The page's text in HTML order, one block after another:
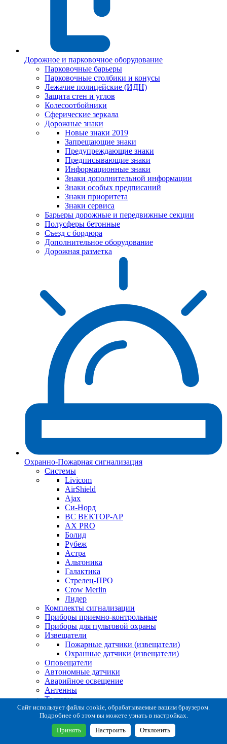
Дорожное и парковочное оборудование
Парковочные барьеры
Парковочные столбики и конусы
Лежачие полицейские (ИДН)
Защита стен и углов
Колесоотбойники
Сферические зеркала
Дорожные знаки
Новые знаки 2019
Запрещающие знаки
Предупреждающие знаки
Предписывающие знаки
Информационные знаки
Знаки дополнительной информации
Знаки особых предписаний
Знаки приоритета
Знаки сервиса
Барьеры дорожные и передвижные секции
Полусферы бетонные
Съезд с бордюра
Дополнительное оборудование
Дорожная разметка
Охранно-Пожарная сигнализация
Системы
Livicom
AirShield
Ajax
Си-Норд
ВС ВЕКТОР-АР
AX PRO
Болид
Рубеж
Астра
Альтоника
Галактика
Стрелец-ПРО
Crow Merlin
Лидер
Комплекты сигнализации
Приборы приемно-контрольные
Приборы для пультовой охраны
Извещатели
Пожарные датчики (извещатели)
Охранные датчики (извещатели)
Оповещатели
Автономные датчики
Аварийное освещение
Антенны
Тестеры
Система сбора извещений
Расходные и монтажные материалы
Коробки коммутационные
Кронштейны для извещателей
Сайт использует файлы cookie, обрабатываемые вашим браузером.
Подробнее об этом вы можете узнать в настройках.
Принять Настроить Отклонить